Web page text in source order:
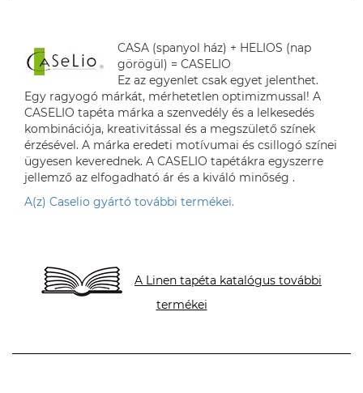
CASA (spanyol ház) + HELIOS (nap
görögül) = CASELIO
Ez az egyenlet csak egyet jelenthet.
Egy ragyogó márkát, mérhetetlen optimizmussal! A
CASELIO tapéta márka a szenvedély és a lelkesedés
kombinációja, kreativitással és a megszülető színek
érzésével. A márka eredeti motívumai és csillogó színei
ügyesen keverednek. A CASELIO tapétákra egyszerre
jellemző az elfogadható ár és a kiváló minőség .
A(z) Caselio gyártó további termékei.
A Linen tapéta katalógus további
termékei